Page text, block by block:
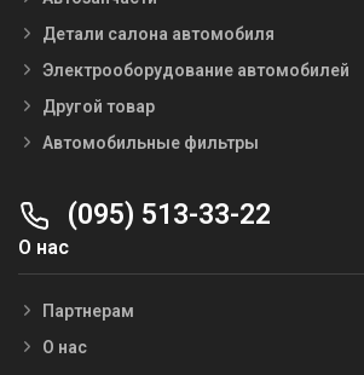
Детали салона автомобиля
Электрооборудование автомобилей
Другой товар
Автомобильные фильтры
(095) 513-33-22
О нас
Партнерам
О нас